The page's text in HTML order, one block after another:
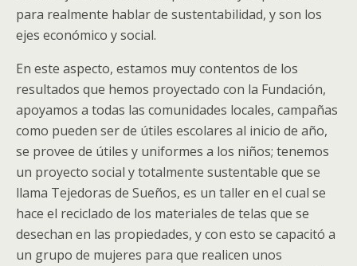
para realmente hablar de sustentabilidad, y son los
ejes económico y social.
En este aspecto, estamos muy contentos de los
resultados que hemos proyectado con la Fundación,
apoyamos a todas las comunidades locales, campañas
como pueden ser de útiles escolares al inicio de año,
se provee de útiles y uniformes a los niños; tenemos
un proyecto social y totalmente sustentable que se
llama Tejedoras de Sueños, es un taller en el cual se
hace el reciclado de los materiales de telas que se
desechan en las propiedades, y con esto se capacitó a
un grupo de mujeres para que realicen unos